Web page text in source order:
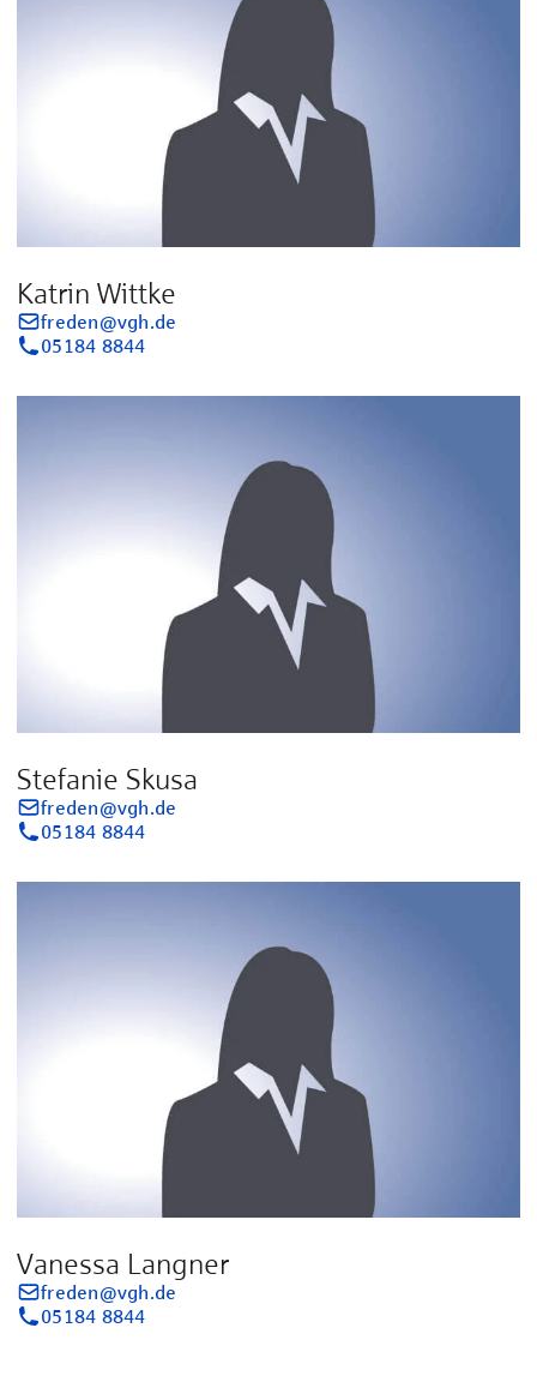
Katrin Wittke
freden@vgh.de
05184 8844
Stefanie Skusa
freden@vgh.de
05184 8844
Vanessa Langner
freden@vgh.de
05184 8844